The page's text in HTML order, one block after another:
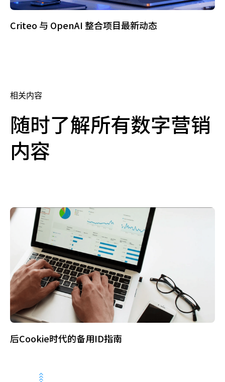
Criteo 与 OpenAI 整合项目最新动态
相关内容
随时了解所有数字营销
内容
后Cookie时代的备用ID指南